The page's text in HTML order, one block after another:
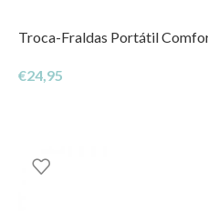
Troca-Fraldas Portátil
€24,95